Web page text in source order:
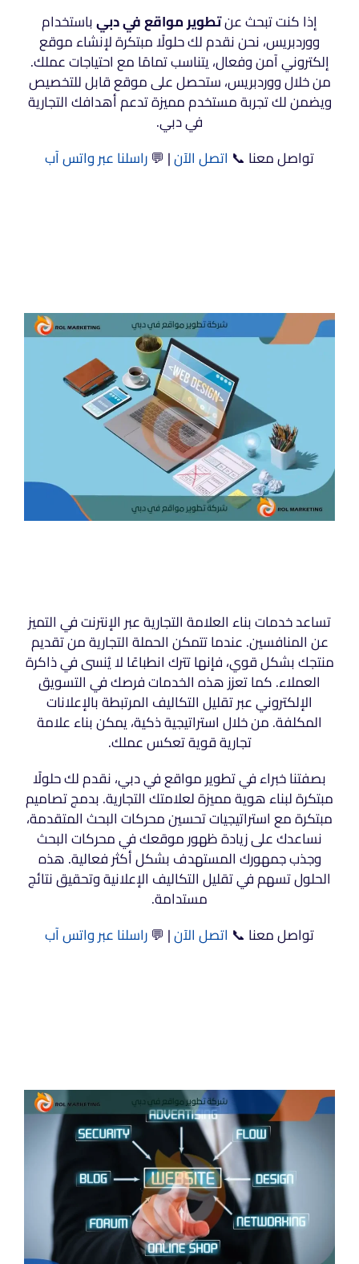
إذا كنت تبحث عنتطوير مواقع في دبيباستخدام
ووردبريس، نحن نقدم لك حلولًا مبتكرة لإنشاء موقع
إلكتروني آمن وفعال، يتناسب تمامًا مع احتياجات عملك.
من خلال ووردبريس، ستحصل على موقع قابل للتخصيص
ويضمن لك تجربة مستخدم مميزة تدعم أهدافك التجارية
في دبي.
تواصل معنا 📞 اتصل الآن| 💬راسلنا عبر واتس آب
تساعد خدمات بناء العلامة التجارية عبر الإنترنت في التميز
عن المنافسين. عندما تتمكن الحملة التجارية من تقديم
منتجك بشكل قوي، فإنها تترك انطباعًا لا يُنسى في ذاكرة
العملاء. كما تعزز هذه الخدمات فرصك في التسويق
الإلكتروني عبر تقليل التكاليف المرتبطة بالإعلانات
المكلفة. من خلال استراتيجية ذكية، يمكن بناء علامة
تجارية قوية تعكس عملك.
بصفتنا خبراء في تطوير مواقع في دبي، نقدم لك حلولًا
مبتكرة لبناء هوية مميزة لعلامتك التجارية. بدمج تصاميم
مبتكرة مع استراتيجيات تحسين محركات البحث المتقدمة،
نساعدك على زيادة ظهور موقعك في محركات البحث
وجذب جمهورك المستهدف بشكل أكثر فعالية. هذه
الحلول تسهم في تقليل التكاليف الإعلانية وتحقيق نتائج
مستدامة.
تواصل معنا 📞 اتصل الآن| 💬راسلنا عبر واتس آب